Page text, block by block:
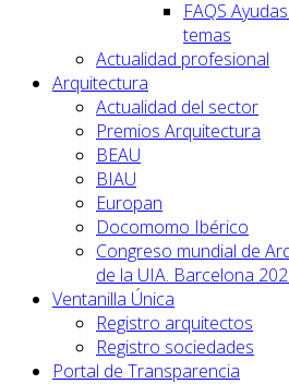
FAQS
temas
Actualidad profesional
Arquitectura
Actualidad del sector
Premios Arquitectura
BEAU
BIAU
Europan
Docomomo Ibérico
Congreso mundial de
de la UIA. Barcelona
Ventanilla Única
Registro arquitectos
Registro sociedades
Portal de Transparencia